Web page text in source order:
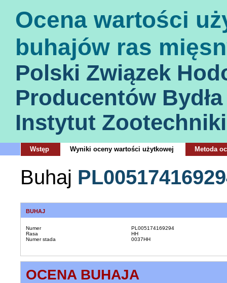
Ocena wartości
buhajów ras
Polski Związek
Producentów
Instytut
Wstęp Wyniki oceny wartości użytkowej Metoda
Buhaj
BUHAJ
Numer
PL005174169294
Rasa
HH
Numer stada
0037HH
OCENA BUHAJA